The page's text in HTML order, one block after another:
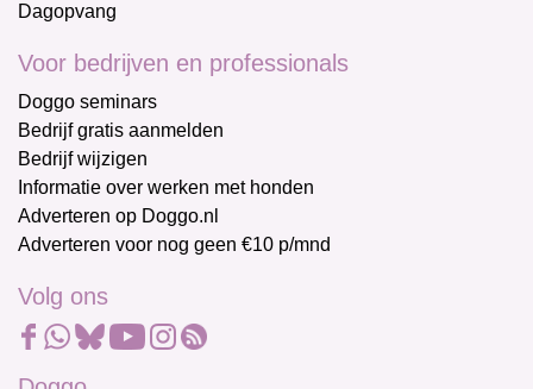
Dagopvang
Voor bedrijven en professionals
Doggo seminars
Bedrijf gratis aanmelden
Bedrijf wijzigen
Informatie over werken met honden
Adverteren op Doggo.nl
Adverteren voor nog geen €10 p/mnd
Volg ons